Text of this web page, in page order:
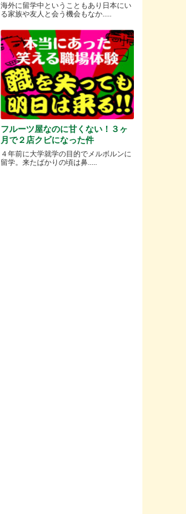
海外に留学中ということもあり日本にい
る家族や友人と会う機会もなか.....
フルーツ屋なのに甘くない！３ヶ
月で２店クビになった件
４年前に大学就学の目的でメルボルンに
留学。来たばかりの頃は鼻.....